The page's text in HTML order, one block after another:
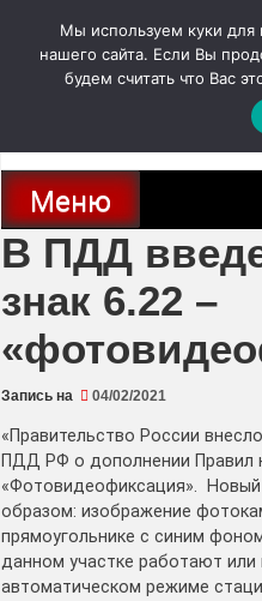
содержимому
Новости про современные
и
Меню
В ПДД
знак 6.22 –
Запись на 04/02/2021
«Правительство России
ПДД РФ о дополнении Правил
«Фотовидеофиксация».
образом: изображение
прямоугольнике с синим
данном участке работают или
автоматическом режиме
Мы используем куки для
нашего сайта. Если Вы
будем считать что Вас